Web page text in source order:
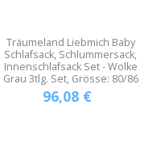
Träumeland Liebmich Baby
Schlafsack, Schlummersack,
Innenschlafsack Set - Wolke
Grau 3tlg. Set, Grösse: 80/86
96,08 €